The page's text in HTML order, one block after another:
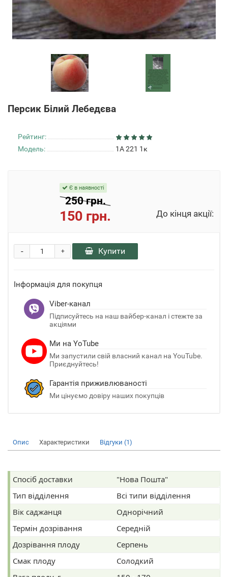
Персик Білий Лебедєва
Рейтинг:
Модель:
1А 221 1к
Є в наявності
250 грн.
150 грн. До кінця акції:
+
- Купити
Інформація для покупця
Viber-канал
Підписуйтесь на наш вайбер-канал і стежте за
акціями
Ми на YoTube
Ми запустили свій власний канал на YouTube.
Приєднуйтесь!
Гарантія приживлюваності
Ми цінуємо довіру наших покупців
Опис Характеристики Відгуки (1)
Спосіб доставки
"Нова Пошта"
Тип відділення
Всі типи відділення
Вік саджанця
Однорічний
Термін дозрівання
Середній
Дозрівання плоду
Серпень
Смак плоду
Солодкий